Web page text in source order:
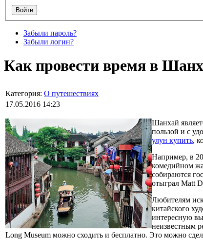
Забыли пароль?
Забыли логин?
Как провести время в
Категория: О путешествиях
17.05.2016 14:23
Шанхай
пользой и с
улун купить,
Например, в
комедийном
собираются
отыграл Matt
Любителям
китайского
интересную
неизвестным
Long Museum можно сходить и бесплатно. Это можно